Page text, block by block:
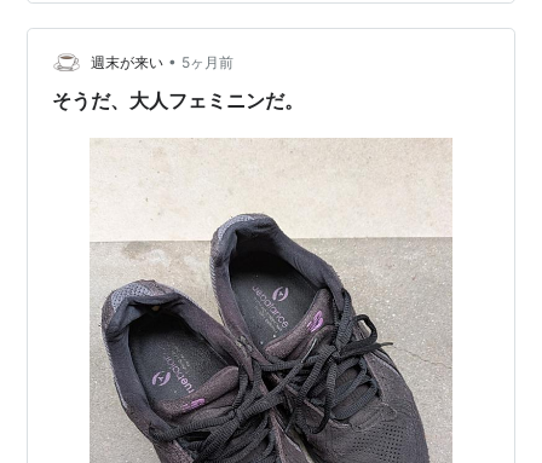
いになった時、パーソナルカラーが日本に浸透する前
（１５年前くらい）に自分で興味持って調べ…
週末が来い • 5ヶ月前
そうだ、大人フェミニンだ。